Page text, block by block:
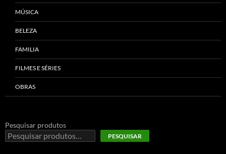
MÚSICA
BELEZA
FAMILIA
FILMES E SÉRIES
OBRAS
Pesquisar produtos
PESQUISAR